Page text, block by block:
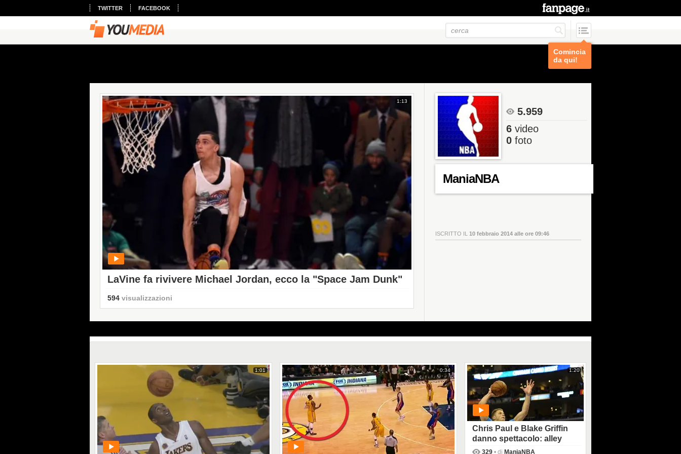
TWITTER FACEBOOK
Comincia
da qui!
1:13
LaVine fa rivivere Michael Jordan, ecco la "Space Jam Dunk"
PLAY
594 visualizzazioni
5.959
6 video
0 foto
ManiaNBA
ISCRITTO IL 10 febbraio 2014 alle ore 09:46
1:01 0:34 1:20
Chris Paul e Blake Griffin
danno spettacolo: alley
oop e schiacciate
329 • di ManiaNBA